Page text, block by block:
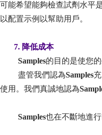
可能希望能夠檢查試劑水平
以配置示例以幫助用戶。
7. 降低成本
Samples的目的是使您
盡管我們認為Samples
使用。我們真誠地認為
Samples也在不斷地進